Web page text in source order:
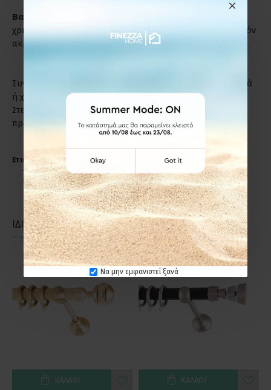
Να μην εμφανιστεί ξανά
Βαριά Χρήση:
χρήση. Ενδύκνυνται για επαγγελματικούς χώρους γι' αυτόν
ακριβώς το λόγο.
Συντήρηση: Μη χρησιμοποιείτε απορρυπαντικά, καυστικά
ή χλωριούχα υγρά για τον καθαρισμό των προϊόντων.
Στεγνό πανί ή σκέτο νερό, αρκούν για να διατηρήσετε το
προϊόν σε άριστη κατάσταση.
Ετικέτες: Anartisi SUN Φ25 Κουρτινόξυλο Νίκελ Σατινέ
ΙΔΙΑΣ ΚΑΤΗΓΟΡΙΑΣ ΙΔΙΑΣ ΕΤΑΙΡΕΙΑΣ
ΚΑΛΆΘΙ ΚΑΛΆΘΙ